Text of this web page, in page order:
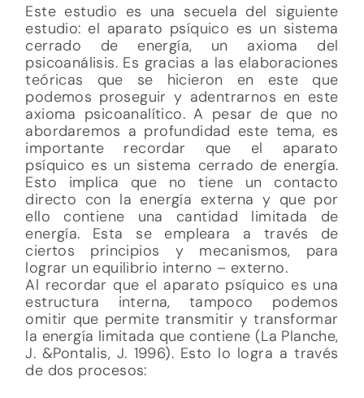
Este estudio es una secuela del siguiente
estudio: el aparato psíquico es un sistema
cerrado de energía, un axioma del
psicoanálisis. Es gracias a las elaboraciones
teóricas que se hicieron en este que
podemos proseguir y adentrarnos en este
axioma psicoanalítico. A pesar de que no
abordaremos a profundidad este tema, es
importante recordar que el aparato
psíquico es un sistema cerrado de energía.
Esto implica que no tiene un contacto
directo con la energía externa y que por
ello contiene una cantidad limitada de
energía. Esta se empleara a través de
ciertos principios y mecanismos, para
lograr un equilibrio interno – externo.
Al recordar que el aparato psíquico es una
estructura interna, tampoco podemos
omitir que permite transmitir y transformar
la energía limitada que contiene (La Planche,
J. &Pontalis, J. 1996). Esto lo logra a través
de dos procesos: